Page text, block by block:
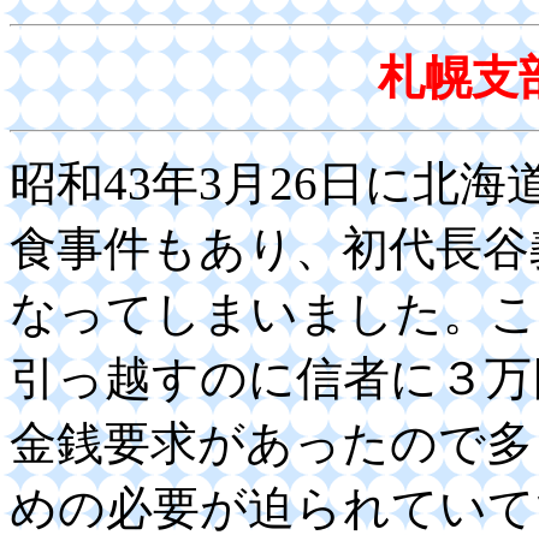
札幌支
昭和43年3月26日に北海
食事件もあり、初代長
なってしまいました。
引っ越すのに信者に３
金銭要求があったので
めの必要が迫られてい